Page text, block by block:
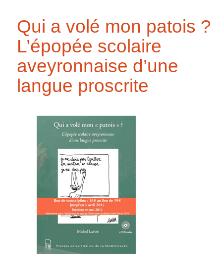
Qui a volé mon patois ?
L’épopée scolaire
aveyronnaise d’une
langue proscrite